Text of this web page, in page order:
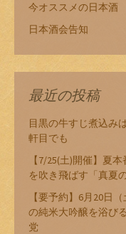
今オススメの日本酒
日本酒会告知
最近の投稿
目黒の牛すじ煮込み
軒目でも
【7/25(土)開催】夏
を吹き飛ばす「真夏
【要予約】6月20日
の純米大吟醸を浴び
党